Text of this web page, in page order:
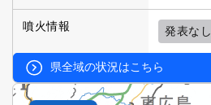
噴火情報 発表なし
県全域の状況はこちら